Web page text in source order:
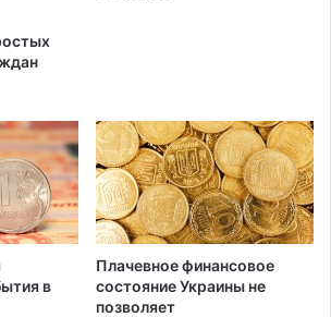
в
Плачевное финансовое
состояние Украины не
позволяет